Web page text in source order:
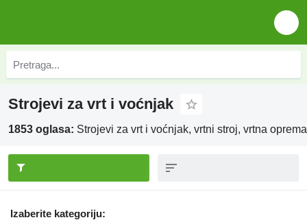
Strojevi za vrt i voćnjak
1853 oglasa: Strojevi za vrt i voćnjak, vrtni stroj, vrtna
Izaberite kategoriju: